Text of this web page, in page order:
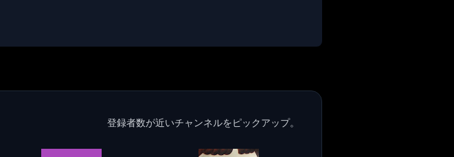
登録者数が近いチャンネルをピックアップ。